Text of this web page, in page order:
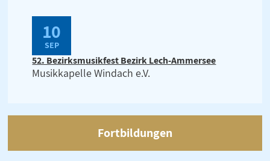
10
SEP
52. Bezirksmusikfest Bezirk Lech-Ammersee
Musikkapelle Windach e.V.
Fortbildungen